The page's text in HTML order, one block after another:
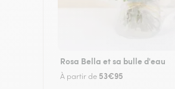
Rosa Bella et sa bulle d'eau
À partir de 53€95